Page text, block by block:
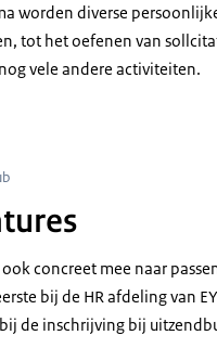
worden diverse
tot het oefenen van
vele andere activiteiten.
aan tafel volgt een presentatie
concreet mee naar
bij de HR afdeling van
de inschrijving bij